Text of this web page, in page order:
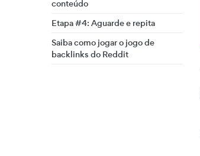
conteúdo
Etapa #4: Aguarde e repita
Saiba como jogar o jogo de
backlinks do Reddit